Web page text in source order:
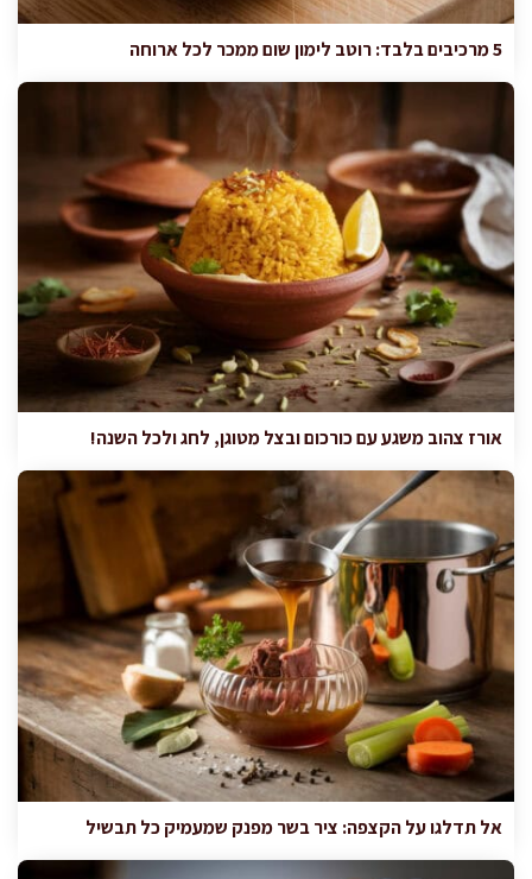
5 מרכיבים בלבד: רוטב לימון שום ממכר לכל ארוחה
אורז צהוב משגע עם כורכום ובצל מטוגן, לחג ולכל השנה!
אל תדלגו על הקצפה: ציר בשר מפנק שמעמיק כל תבשיל